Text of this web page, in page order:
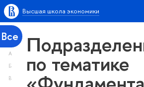
Высшая школа экономики
Все
А
Б
В
по тематике